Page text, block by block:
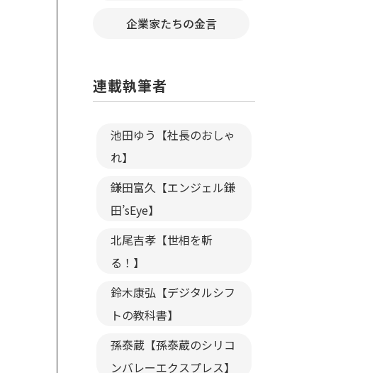
企業家たちの金言
連載執筆者
池田ゆう【社長のおしゃ
れ】
鎌田富久【エンジェル鎌
田’sEye】
北尾吉孝【世相を斬
る！】
鈴木康弘【デジタルシフ
トの教科書】
孫泰蔵【孫泰蔵のシリコ
ンバレーエクスプレス】